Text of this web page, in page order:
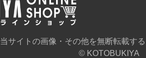
当サイトの画像・その他を無断転載す
© KOTOBUKIYA